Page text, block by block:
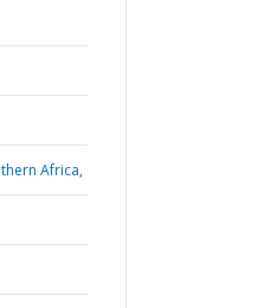
Africa,